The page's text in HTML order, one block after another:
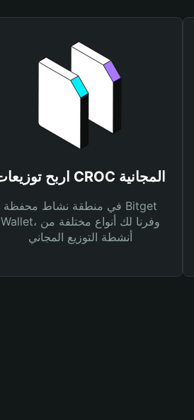
اربح توزيعات CROC المجانية
في منطقة نشاط محفظة Bitget
Wallet، وفرنا لك أنواع مختلفة من
أنشطة التوزيع المجاني